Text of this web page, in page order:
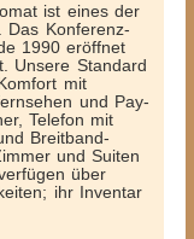
ist eines der
Das Konferenz­
1990 eröffnet
Unsere Standard
mit
und Pay­
Telefon mit
Breitband­
und Suiten
über
ihr Inventar